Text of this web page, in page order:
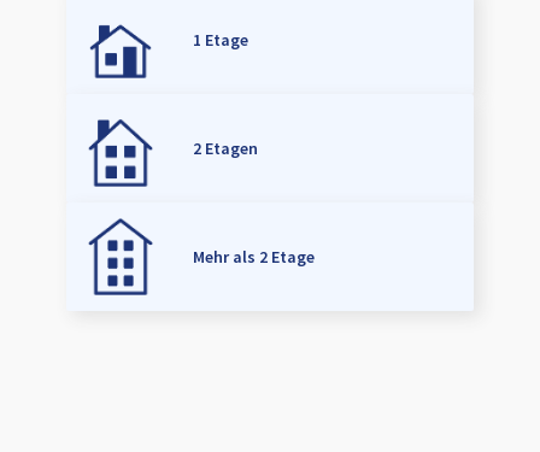
1 Etage
2 Etagen
Mehr als 2 Etage